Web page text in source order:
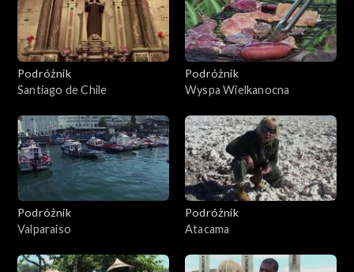
Podróżnik
Santiago de Chile
Podróżnik
Wyspa Wielkanocna
Podróżnik
Valparaiso
Podróżnik
Atacama